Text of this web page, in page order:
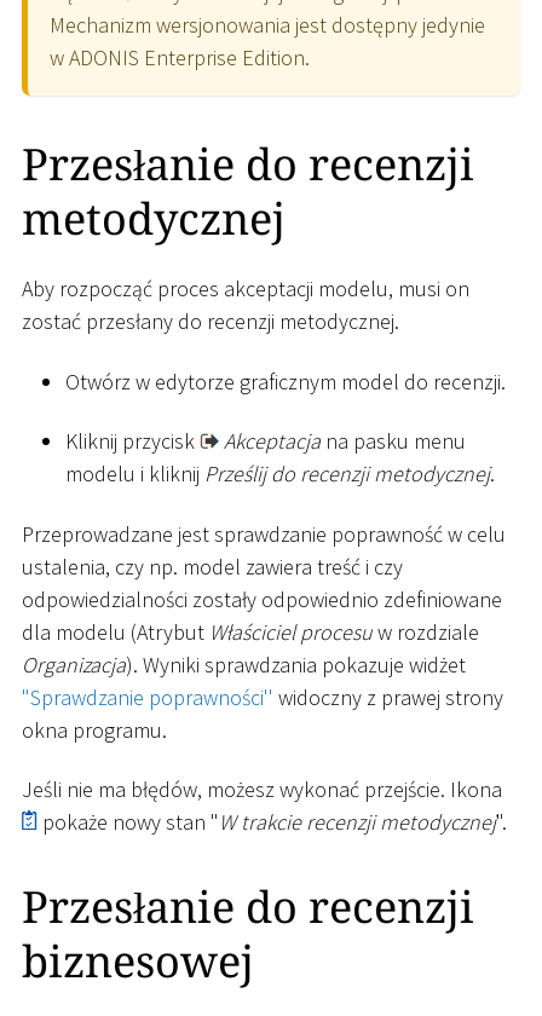
Mechanizm wersjonowania jest dostępny jedynie
w ADONIS Enterprise Edition.
Przesłanie do recenzji
metodycznej
Aby rozpocząć proces akceptacji modelu, musi on
zostać przesłany do recenzji metodycznej.
Otwórz w edytorze graficznym model do recenzji.
Kliknij przycisk Akceptacja na pasku menu
modelu i kliknij Prześlij do recenzji metodycznej.
Przeprowadzane jest sprawdzanie poprawność w celu
ustalenia, czy np. model zawiera treść i czy
odpowiedzialności zostały odpowiednio zdefiniowane
dla modelu (Atrybut Właściciel procesuw rozdziale
Organizacja). Wyniki sprawdzania pokazuje widżet
"Sprawdzanie poprawności'' widoczny z prawej strony
okna programu.
Jeśli nie ma błędów, możesz wykonać przejście. Ikona
pokaże nowy stan " W trakcie recenzji metodycznej".
Przesłanie do recenzji
biznesowej